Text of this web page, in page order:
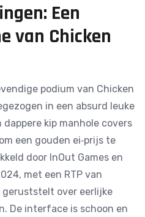
Een
van Chicken
podium van Chicken
in een absurd leuke
kip manhole covers
een gouden ei‑prijs te
door InOut Games en
met een RTP van
geruststelt over eerlijke
De interface is schoon en